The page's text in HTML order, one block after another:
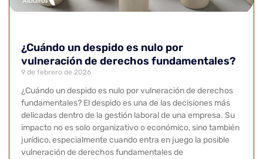
¿Cuándo un despido es nulo por
vulneración de derechos fundamentales?
9 de febrero de 2026
¿Cuándo un despido es nulo por vulneración de derechos
fundamentales? El despido es una de las decisiones más
delicadas dentro de la gestión laboral de una empresa. Su
impacto no es solo organizativo o económico, sino también
jurídico, especialmente cuando entra en juego la posible
vulneración de derechos fundamentales de